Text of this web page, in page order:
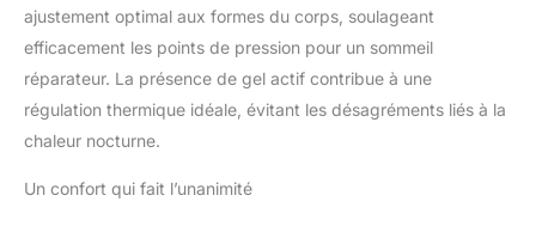
hiver, enrichie en laine
naturelle, vous
enveloppe de confort,
sans jamais laisser
l’humidité s’installer, pour
Soutien Ciblé : Disponible
ajustement optimal aux formes du corps, soulageant
efficacement les points de pression pour un sommeil
réparateur. La présence de gel actif contribue à une
régulation thermique idéale, évitant les désagréments liés à la
chaleur nocturne.
Un confort qui fait l’unanimité